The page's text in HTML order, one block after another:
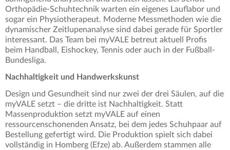
Orthopädie-Schuhtechnik warten ein eigenes Lauflabor und
sogar ein Physiotherapeut. Moderne Messmethoden wie die
dynamischer Zeitlupenanalyse sind dabei gerade für Sportler
interessant. Das Team bei myVALE betreut aktuell Profis
beim Handball, Eishockey, Tennis oder auch in der Fußball-
Bundesliga.
Nachhaltigkeit und Handwerkskunst
Design und Gesundheit sind nur zwei der drei Säulen, auf die
myVALE setzt – die dritte ist Nachhaltigkeit. Statt
Massenproduktion setzt myVALE auf einen
ressourcenschonenden Ansatz, bei dem jedes Schuhpaar auf
Bestellung gefertigt wird. Die Produktion spielt sich dabei
vollständig in Homberg (Efze) ab. Außerdem stammen alle